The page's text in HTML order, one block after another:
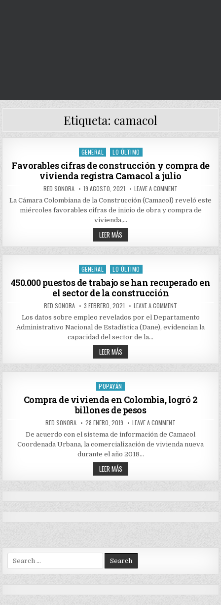
Etiqueta: camacol
Posted
GENERAL LO ÚLTIMO
Favorables cifras de construcción y compra de
vivienda registra Camacol a julio
AUTHOR:
RED SONORA PUBLISHED
DATE:
19 AGOSTO, 2021 LEAVE A COMMENT
CIFRAS
CONSTRUCCIÓN
CAMACOL
A
La Cámara Colombiana de la Construcción (Camacol) reveló este
miércoles favorables cifras de inicio de obra y compra de
vivienda,…
LEER MÁSFAVORABLES
CIFRAS
DE
CONSTRUCCIÓN
COMPRA
DE
VIVIENDA
REGISTRA
CAMACOL
A
JULIO
Posted
in
GENERAL LO ÚLTIMO
450.000 puestos de trabajo se han recuperado en
el sector de la construcción
AUTHOR:
RED SONORA PUBLISHED
DATE:
3 FEBRERO, 2021 LEAVE A COMMENT
PUESTOS
TRABAJO
SECTOR
DE
Los datos sobre empleo revelados por el Departamento
Administrativo Nacional de Estadística (Dane), evidencian la
capacidad del sector de la…
LEER MÁS450.000
PUESTOS
DE
TRABAJO
HAN
RECUPERADO
EN
EL
SECTOR
DE
LA
CONSTRUCCIÓN
Posted
in
POPAYÁN
Compra de vivienda en Colombia, logró 2
billones de pesos
AUTHOR:
RED SONORA PUBLISHED
DATE:
28 ENERO, 2019 LEAVE A COMMENT
DE
VIVIENDA
EN
PESOS
De acuerdo con el sistema de información de Camacol
Coordenada Urbana, la comercialización de vivienda nueva
durante el año 2018…
LEER MÁSCOMPRA
DE
VIVIENDA
LOGRÓ
Search
for: